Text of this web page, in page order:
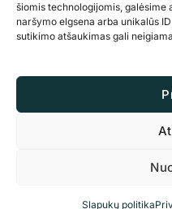
šiomis technologijomis, galėsime
naršymo elgsena arba unikalūs
sutikimo atšaukimas gali
Slapukų politika